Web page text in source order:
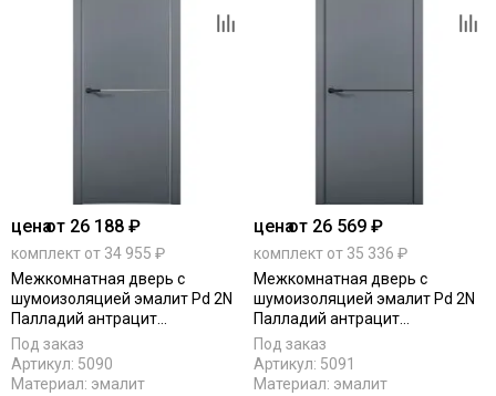
ценаот 26 188 ₽
комплект от 34 955 ₽
Межкомнатная дверь с
шумоизоляцией эмалит Pd 2N
Палладий антрацит
алюминиевая кромка Al глухая
Под заказ
Артикул: 5090
Материал: эмалит
ценаот 26 569 ₽
комплект от 35 336 ₽
Межкомнатная дверь с
шумоизоляцией эмалит Pd 2N
Палладий антрацит
алюминиевая кромка Al Black
Edition глухая
Под заказ
Артикул: 5091
Материал: эмалит